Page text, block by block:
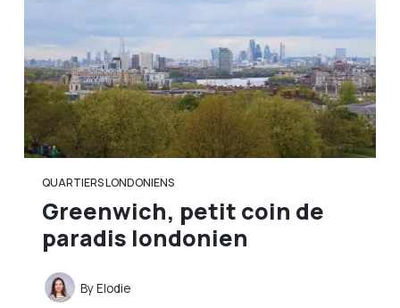
QUARTIERS LONDONIENS
Greenwich, petit coin de
paradis londonien
ByElodie